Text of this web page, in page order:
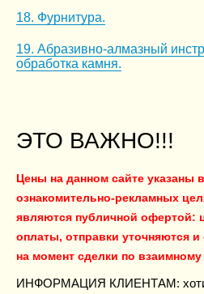
18. Фурнитура.
19. Абразивно-алмазный
обработка камня.
ЭТО ВАЖНО!!!
Цены на данном сайте указаны в
ознакомительно-рекламных
являются публичной офертой:
оплаты, отправки уточняются
на момент сделки по
ИНФОРМАЦИЯ КЛИЕНТАМ: